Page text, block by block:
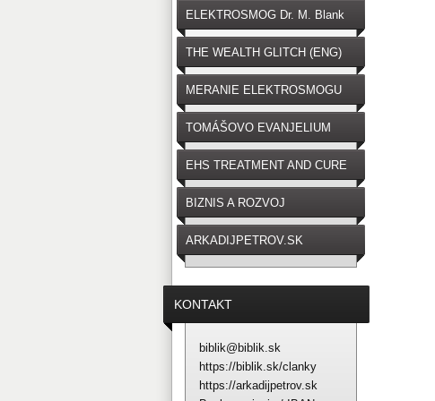
ELEKTROSMOG Dr. M. Blank
THE WEALTH GLITCH (ENG)
MERANIE ELEKTROSMOGU
TOMÁŠOVO EVANJELIUM
EHS TREATMENT AND CURE
BIZNIS A ROZVOJ
ARKADIJPETROV.SK
KONTAKT
biblik@biblik.sk
https://biblik.sk/clanky
https://arkadijpetrov.sk